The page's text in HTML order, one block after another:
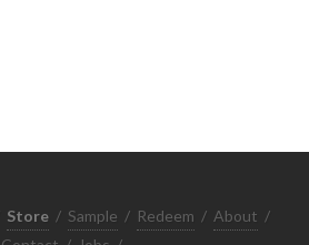
Store / Sample / Redeem / About /